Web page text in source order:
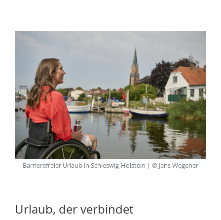
Barrierefreier Urlaub in Schleswig-Holstein | © Jens Wegener
Urlaub, der verbindet